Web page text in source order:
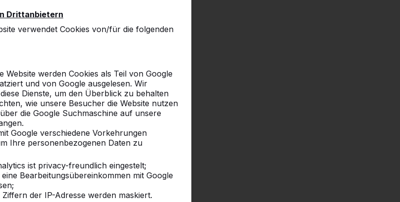
Drittanbietern
verwendet Cookies von/für die folgenden
Website werden Cookies als Teil von Google
und von Google ausgelesen. Wir
Dienste, um den Überblick zu behalten
wie unsere Besucher die Website nutzen
die Google Suchmaschine auf unsere
Google verschiedene Vorkehrungen
Ihre personenbezogenen Daten zu
ist privacy-freundlich eingestelt;
Bearbeitungsübereinkommen mit Google
der IP-Adresse werden maskiert.
exkl. MwSt.
auswählen:
ansehen